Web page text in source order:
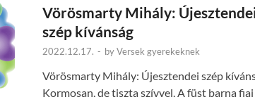
Vörösmarty Mihály:
szép kívánság
2022.12.17. - byVersek gyerekeknek
Vörösmarty Mihály: Újesztendei szép
Kormosan, de tiszta szívvel, A füst barna fiai